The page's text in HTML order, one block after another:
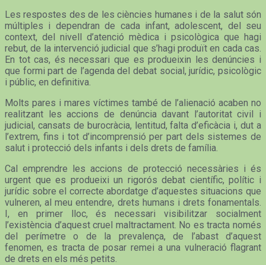
Les respostes des de les ciències humanes i de la salut són
múltiples i dependran de cada infant, adolescent, del seu
context, del nivell d’atenció mèdica i psicològica que hagi
rebut, de la intervenció judicial que s’hagi produït en cada cas.
En tot cas, és necessari que es produeixin les denúncies i
que formi part de l’agenda del debat social, jurídic, psicològic
i públic, en definitiva.
Molts pares i mares víctimes també de l’alienació acaben no
realitzant les accions de denúncia davant l’autoritat civil i
judicial, cansats de burocràcia, lentitud, falta d’eficàcia i, dut a
l’extrem, fins i tot d’incomprensió per part dels sistemes de
salut i protecció dels infants i dels drets de família.
Cal emprendre les accions de protecció necessàries i és
urgent que es produeixi un rigorós debat científic, polític i
jurídic sobre el correcte abordatge d’aquestes situacions que
vulneren, al meu entendre, drets humans i drets fonamentals.
I, en primer lloc, és necessari visibilitzar socialment
l’existència d’aquest cruel maltractament. No es tracta només
del perímetre o de la prevalença, de l’abast d’aquest
fenomen, es tracta de posar remei a una vulneració flagrant
de drets en els més petits.